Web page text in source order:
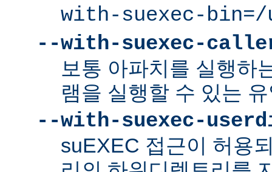
with-suexec-
--with-suexec-
보통 아파치를 실행하
램을 실행할 수 있는
--with-suexec-
suEXEC 접근이 허용